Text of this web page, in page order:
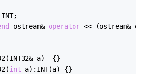
INT;
ostream& operator
a)  {}
int a):INT(a) {}